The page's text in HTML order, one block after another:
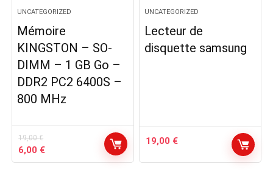
UNCATEGORIZED
Mémoire
KINGSTON – SO-
DIMM – 1 GB Go –
DDR2 PC2 6400S –
800 MHz
19,00€
Le
prix
6,00 €Le
prix
UNCATEGORIZED
Lecteur de
disquette samsung
19,00 €